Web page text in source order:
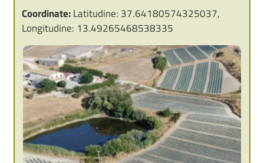
Coordinate:Latitudine: 37.64180574325037,
Longitudine: 13.49265468538335